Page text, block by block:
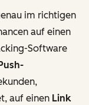
im richtigen
auf einen
Software
Push-
auf einen Link